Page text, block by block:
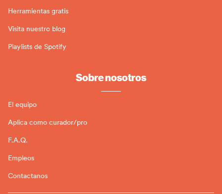
Herramientas gratis
Visita nuestro blog
Playlists de Spotify
Sobre nosotros
El equipo
Aplica como curador/pro
F.A.Q.
Empleos
Contactanos